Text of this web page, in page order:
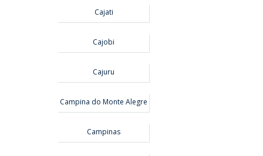
Cajati
Cajobi
Cajuru
Campina do Monte Alegre
Campinas